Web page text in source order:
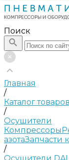
Поиск
Главная
/
Каталог товаров
/
Осушители
Компрессоры
азотаЗапчасти
/